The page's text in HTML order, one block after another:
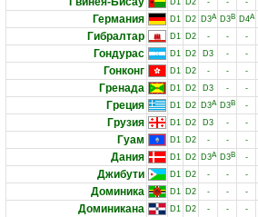
D1 D2 - - -
Германия D1 D2 D3A D3B D4A
Гибралтар D1 D2 - - -
Гондурас D1 D2 D3 - -
Гонконг D1 D2 - - -
Гренада D1 D2 D3 - -
Греция D1 D2 D3A D3B -
Грузия D1 D2 D3 - -
Гуам D1 D2 - - -
Дания D1 D2 D3A D3B -
Джибути D1 D2 - - -
Доминика D1 D2 - - -
Доминикана D1 D2 - - -